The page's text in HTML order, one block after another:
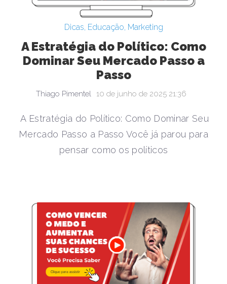
Dicas, Educação, Marketing
A Estratégia do Político: Como
Dominar Seu Mercado Passo a
Passo
Thiago Pimentel 10 de junho de 2025 21:36
A Estratégia do Político: Como Dominar Seu
Mercado Passo a Passo Você já parou para
pensar como os políticos